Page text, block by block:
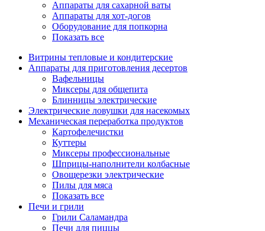
Аппараты для сахарной ваты
Аппараты для хот-догов
Оборудование для попкорна
Показать все
Витрины тепловые и кондитерские
Аппараты для приготовления десертов
Вафельницы
Миксеры для общепита
Блинницы электрические
Электрические ловушки для насекомых
Механическая переработка продуктов
Картофелечистки
Куттеры
Миксеры профессиональные
Шприцы-наполнители колбасные
Овощерезки электрические
Пилы для мяса
Показать все
Печи и грили
Грили Саламандра
Печи для пиццы